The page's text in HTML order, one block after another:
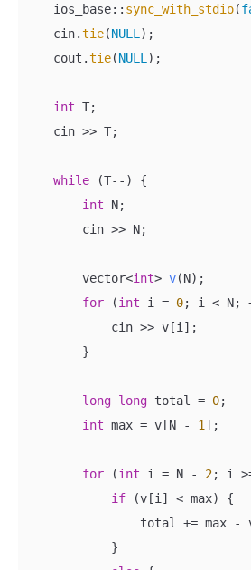
    ios_base::
sync_with_stdio(
    cin.
tie(NULL );
    cout.
tie(NULL );
int T;
    cin >> T;
while (T--) {
int N;
        cin >> N;
vector<int> v(N) ;
for (int i = 0; i < N;
            cin >> v[i];
        }
long long total = 0;
int max = v[N - 1 ];
for (int i = N - 2; i
if (v[i] < max) {
total += max -
            }